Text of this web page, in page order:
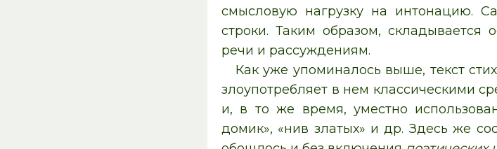
смысловую нагрузку на интонацию.
строки. Таким образом, складывается
речи и рассуждениям.
Как уже упоминалось выше, текст
злоупотребляет в нем классическими
и, в то же время, уместно
домик», «нив златых» и др. Здесь же